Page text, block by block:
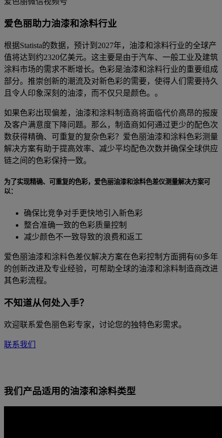
爱色丽助力油漆和涂料行业
根据Statista的数据，预计到2027年，油漆和涂料行业的全球产
值将达到约2320亿美元。这主要是由于汽车、一般工业及建筑
涂料市场的需求不断增长。色彩是油漆和涂料行业的重要组成
部分。推崇创新的潮流及对新色彩的需要，使得人们需要持久
且令人印象深刻的油漆，而不仅只是颜色。。
如果色彩出现偏差，油漆和涂料制造商将面临代价高昂的报废
及客户满意度下降问题。那么，制造商如何通过更少的配色次
数获得精确、可重复的复杂色彩？爱色丽油漆和涂料色彩测量
解决方案有助于提高效率、减少平均配色次数并确保全球供应
链之间的色彩保持一致。
为了实现精确、可重复的色彩，爱色丽油漆和涂料色差仪测量解决方案可
以：
确保比竞争对手更快地引入新色彩
整合准确一致的色彩质量控制
减少颜色不一致导致的浪费和返工
爱色丽油漆和涂料色差仪解决方案在色彩控制方面拥有60多年
的创新改进及专业经验，可帮助全球的油漆和涂料制造商改进
其色彩流程。
不知道从何处入手？
欢迎联系爱色丽色彩专家，讨论您的独特色彩需求。
联系我们
我们产品适用的油漆和涂料类型